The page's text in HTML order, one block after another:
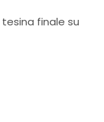
finale su